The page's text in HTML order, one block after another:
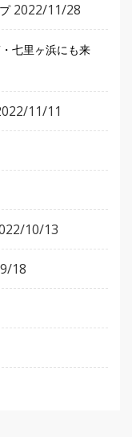
2022/11/28
七里ヶ浜にも来
11/11
10/13
18